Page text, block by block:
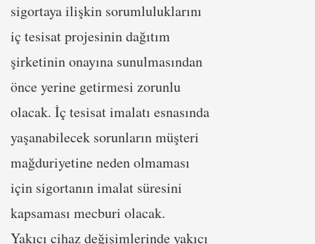
sigortaya ilişkin sorumluluklarını
iç tesisat projesinin dağıtım
şirketinin onayına sunulmasından
önce yerine getirmesi zorunlu
olacak. İç tesisat imalatı esnasında
yaşanabilecek sorunların müşteri
mağduriyetine neden olmaması
için sigortanın imalat süresini
kapsaması mecburi olacak.
Yakıcı cihaz değişimlerinde yakıcı